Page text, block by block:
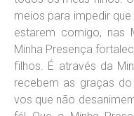
meios para impedir
estarem comigo, nas
Minha Presença
filhos. É através da
recebem as graças
vos que não